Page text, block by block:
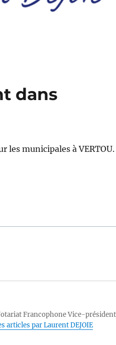
dans
les municipales à VERTOU.
Francophone Vice-président
articles par Laurent DEJOIE